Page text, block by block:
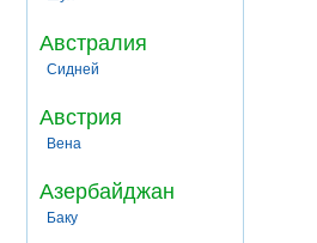
Австралия
Сидней
Австрия
Вена
Азербайджан
Баку